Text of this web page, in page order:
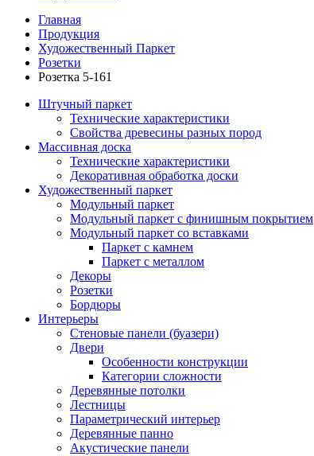
Главная
Продукция
Художественный Паркет
Розетки
Розетка 5-161
Штучный паркет
Технические характеристики
Свойства древесины разных пород
Массивная доска
Технические характеристики
Декоративная обработка доски
Художественный паркет
Модульный паркет
Модульный паркет с финишным покрытием
Модульный паркет со вставками
Паркет с камнем
Паркет с металлом
Декоры
Розетки
Бордюры
Интерьеры
Стеновые панели (буазери)
Двери
Особенности конструкции
Категории сложности
Деревянные потолки
Лестницы
Параметрический интерьер
Деревянные панно
Акустические панели